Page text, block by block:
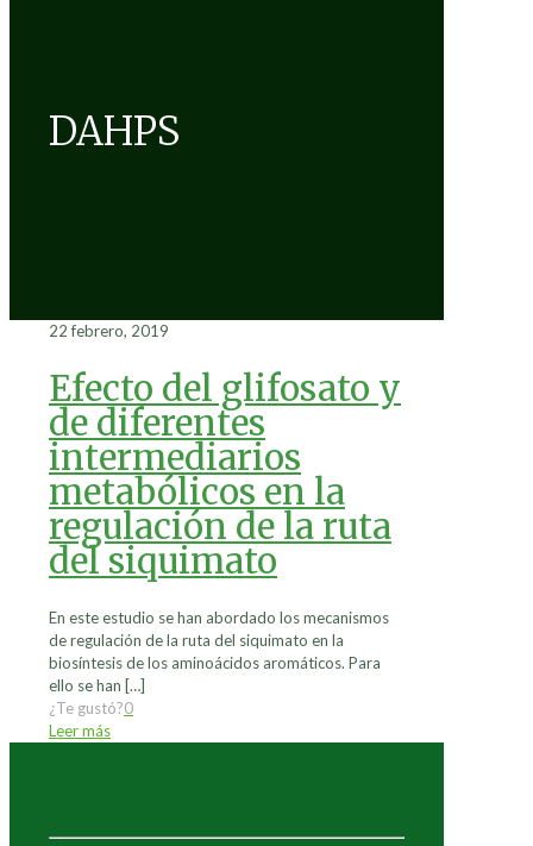
DAHPS
22 febrero, 2019
Efecto del glifosato y
de diferentes
intermediarios
metabólicos en la
regulación de la ruta
del siquimato
En este estudio se han abordado los mecanismos
de regulación de la ruta del siquimato en la
biosíntesis de los aminoácidos aromáticos. Para
ello se han […]
¿Te gustó?0
Leer más